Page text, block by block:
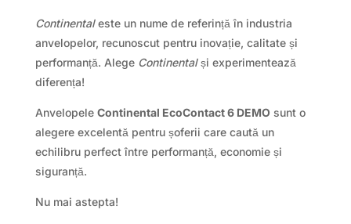
Continentaleste un nume de referință în industria
anvelopelor, recunoscut pentru inovație, calitate și
performanță. Alege Continentalși experimentează
diferența!
Anvelopele Continental EcoContact 6 DEMO sunt o
alegere excelentă pentru șoferii care caută un
echilibru perfect între performanță, economie și
siguranță.
Nu mai astepta!